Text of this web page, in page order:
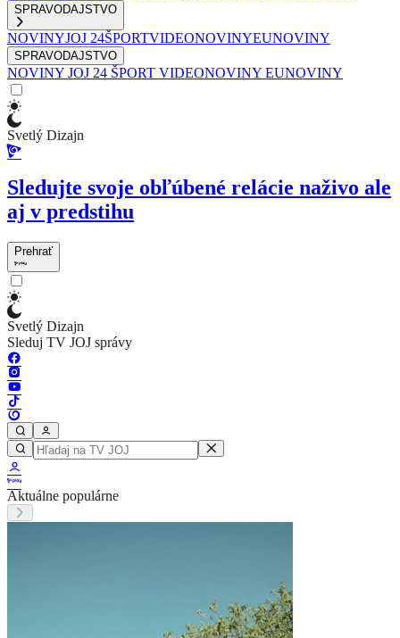
SPRAVODAJSTVO
NOVINYJOJ 24ŠPORTVIDEONOVINYEUNOVINY
SPRAVODAJSTVO
NOVINY JOJ 24 ŠPORT VIDEONOVINY EUNOVINY
Svetlý Dizajn
Sledujte svoje obľúbené relácie naživo ale
aj v predstihu
Prehrať
Svetlý Dizajn
Sleduj TV JOJ správy
Aktuálne populárne